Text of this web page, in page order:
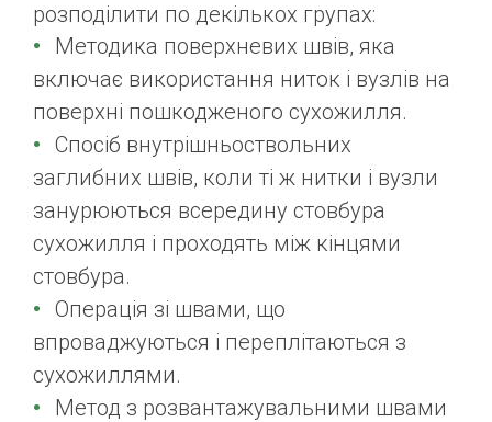
розподілити по декількох групах:
Методика поверхневих швів, яка
включає використання ниток і вузлів на
поверхні пошкодженого сухожилля.
Спосіб внутрішньоствольних
заглибних швів, коли ті ж нитки і вузли
занурюються всередину стовбура
сухожилля і проходять між кінцями
стовбура.
Операція зі швами, що
впроваджуються і переплітаються з
сухожиллями.
Метод з розвантажувальними швами